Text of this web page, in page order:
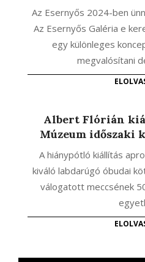
Az Esernyős 2024-ben
Az Esernyős Galéria e
egy különleges
megvalósítani
Albert Flórián
Múzeum időszaki
A hiánypótló kiállítás
kiváló labdarúgó óbudai
válogatott meccsének